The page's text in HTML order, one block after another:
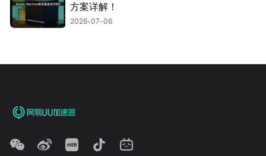
方案详解！
2026-07-06